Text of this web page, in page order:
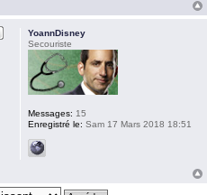
YoannDisney
Secouriste
Messages: 15
Enregistré le: Sam 17 Mars 2018 18:51